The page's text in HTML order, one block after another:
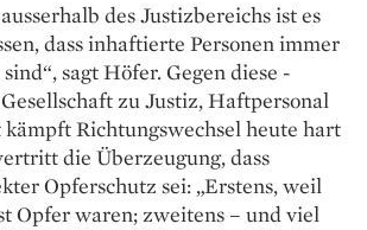
des Justizbereichs ist es
dass inhaftierte Personen immer
sagt Höfer. Gegen diese
zu Justiz, Haftpersonal
Richtungswechsel heute hart
die Überzeugung, dass
Opferschutz sei: „Erstens, weil
Opfer waren; zweitens – und viel